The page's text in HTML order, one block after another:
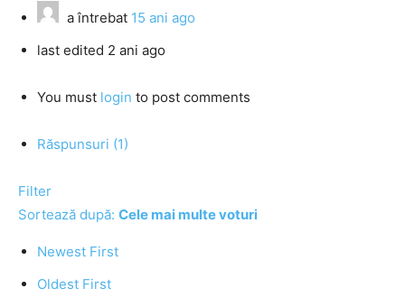
a întrebat 15 ani ago
last edited 2 ani ago
You must login to post comments
Răspunsuri (1)
Filter
Sortează după: Cele mai multe voturi
Newest First
Oldest First